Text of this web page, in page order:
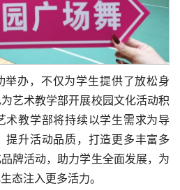
举办，不仅为学生提供了放松身
艺术教学部开展校园文化活动积
术教学部将持续以学生需求为导
提升活动品质，打造更多丰富多
牌活动，助力学生全面发展，为
态注入更多活力。